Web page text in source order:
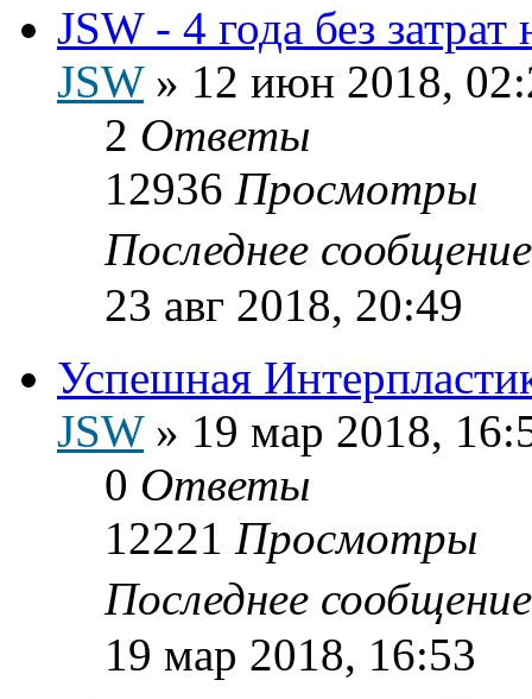
JSW - 4 года без
JSW» 12 июн 2018,
2 Ответы
12936 Просмотры
Последнее
23 авг 2018, 20:49
Успешная
JSW» 19 мар 2018,
0 Ответы
12221 Просмотры
Последнее
19 мар 2018, 16:53